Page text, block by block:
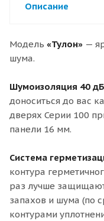
Описание
Модель «Тулон» —
шума.
Шумоизоляция 40
доноситься до вас
дверях Серии 100
панели 16 мм.
Система
контура
раз лучше
запахов и шума (по
контурами